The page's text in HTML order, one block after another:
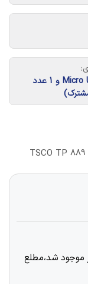
1 عدد Micro USB و 1 عدد
TSCO TP 889
موجود شد،مطلع